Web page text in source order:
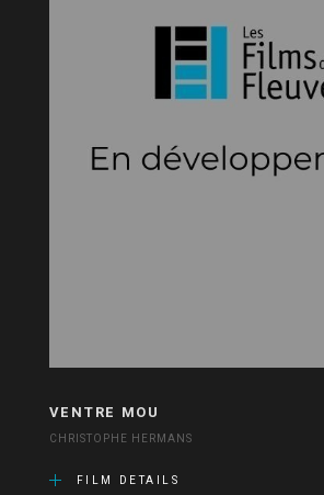
VENTRE MOU
CHRISTOPHE HERMANS
FILM DETAILS